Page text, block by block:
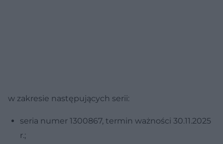
w zakresie następujących serii:
seria numer 1300867, termin ważności 30.11.2025
r.;